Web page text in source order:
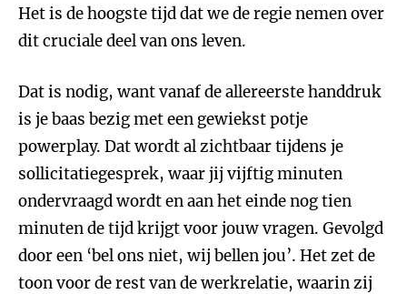
Het is de hoogste tijd dat we de regie nemen over
dit cruciale deel van ons leven.
Dat is nodig, want vanaf de allereerste handdruk
is je baas bezig met een gewiekst potje
powerplay. Dat wordt al zichtbaar tijdens je
sollicitatiegesprek, waar jij vijftig minuten
ondervraagd wordt en aan het einde nog tien
minuten de tijd krijgt voor jouw vragen. Gevolgd
door een ‘bel ons niet, wij bellen jou’. Het zet de
toon voor de rest van de werkrelatie, waarin zij